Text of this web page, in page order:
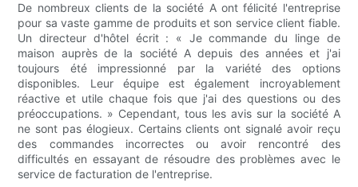
De nombreux clients de la société A ont félicité l'entreprise
pour sa vaste gamme de produits et son service client fiable.
Un directeur d'hôtel écrit : « Je commande du linge de
maison auprès de la société A depuis des années et j'ai
toujours été impressionné par la variété des options
disponibles. Leur équipe est également incroyablement
réactive et utile chaque fois que j'ai des questions ou des
préoccupations. » Cependant, tous les avis sur la société A
ne sont pas élogieux. Certains clients ont signalé avoir reçu
des commandes incorrectes ou avoir rencontré des
difficultés en essayant de résoudre des problèmes avec le
service de facturation de l'entreprise.